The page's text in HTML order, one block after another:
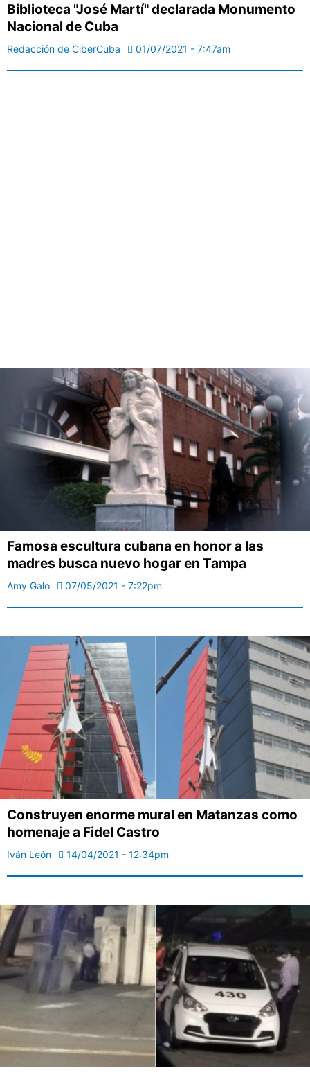
Biblioteca "José Martí" declarada Monumento
Nacional de Cuba
Redacción de CiberCuba 01/07/2021 - 7:47am
Famosa escultura cubana en honor a las
madres busca nuevo hogar en Tampa
Amy Galo 07/05/2021 - 7:22pm
Construyen enorme mural en Matanzas como
homenaje a Fidel Castro
Iván León 14/04/2021 - 12:34pm